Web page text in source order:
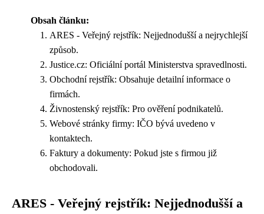
Obsah článku:
ARES - Veřejný rejstřík: Nejjednodušší a nejrychlejší
způsob.
Justice.cz: Oficiální portál Ministerstva spravedlnosti.
Obchodní rejstřík: Obsahuje detailní informace o
firmách.
Živnostenský rejstřík: Pro ověření podnikatelů.
Webové stránky firmy: IČO bývá uvedeno v
kontaktech.
Faktury a dokumenty: Pokud jste s firmou již
obchodovali.
ARES - Veřejný rejstřík: Nejjednodušší a